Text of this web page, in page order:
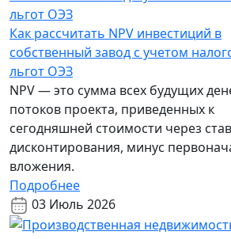
Как рассчитать NPV инвестиций в
собственный завод с учетом
льгот ОЭЗ
NPV — это сумма всех будущих
потоков проекта, приведенных к
сегодняшней стоимости через
дисконтирования, минус
вложения.
Подробнее
03 Июль 2026